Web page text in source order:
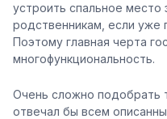
устроить спальное
родственникам, если уже
Поэтому главная черта
многофункциональность.
Очень сложно подобрать
отвечал бы всем